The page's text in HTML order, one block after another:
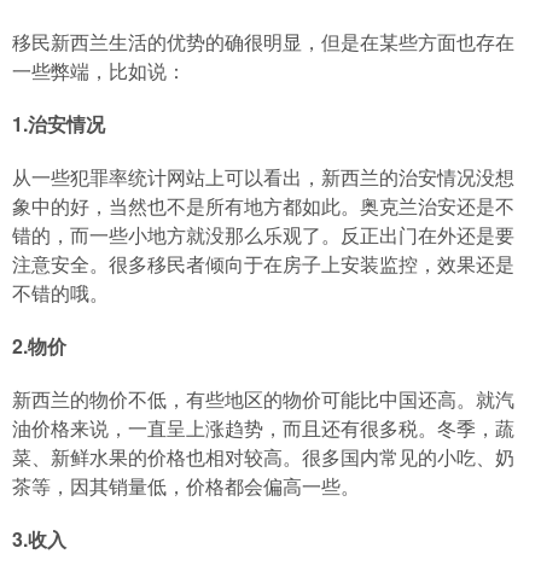
移民新西兰生活的优势的确很明显，但是在某些方面也存在
一些弊端，比如说：
1.治安情况
从一些犯罪率统计网站上可以看出，新西兰的治安情况没想
象中的好，当然也不是所有地方都如此。奥克兰治安还是不
错的，而一些小地方就没那么乐观了。反正出门在外还是要
注意安全。很多移民者倾向于在房子上安装监控，效果还是
不错的哦。
2.物价
新西兰的物价不低，有些地区的物价可能比中国还高。就汽
油价格来说，一直呈上涨趋势，而且还有很多税。冬季，蔬
菜、新鲜水果的价格也相对较高。很多国内常见的小吃、奶
茶等，因其销量低，价格都会偏高一些。
3.收入